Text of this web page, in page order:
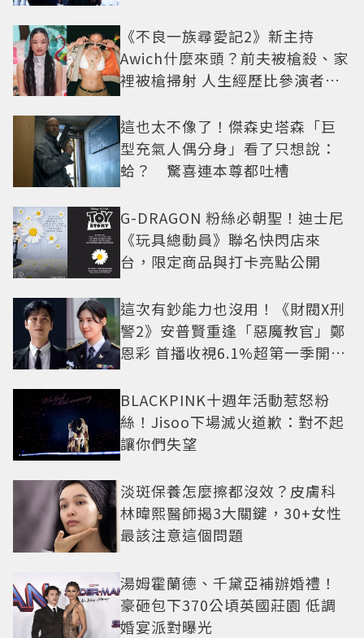
《不良一族尋愛記2》新主持
Awich什麼來頭？前夫被槍殺、家
裡被槍掃射 人生經歷比參演者還
這也太不像了！傑森史塔森「巨
型充氣人偶分身」看了只想說：
蛤？ 驚喜連本尊都吐槽
G-DRAGON 粉絲必朝聖！迪士尼
《玩具總動員》聯名快閃店來
台，限定商品與打卡亮點公開
這次有鈔能力也沒用！《財閥X刑
警2》安普賢重逢「惡魔教官」鄭
恩彩 首播收視6.1%超第一季開紅
BLACKPINK十週年活動惹怒粉
絲！Jisoo下場滅火道歉：對不起
讓你們失望
淡斑保養怎麼擦都沒效？皮膚科
林暐熙醫師揭3大關鍵，30+女性
最該注意這個問題
湯姆霍蘭德、千黛亞補辦婚禮！
豪砸包下370公頃英國莊園 低調
婚宴派對曝光